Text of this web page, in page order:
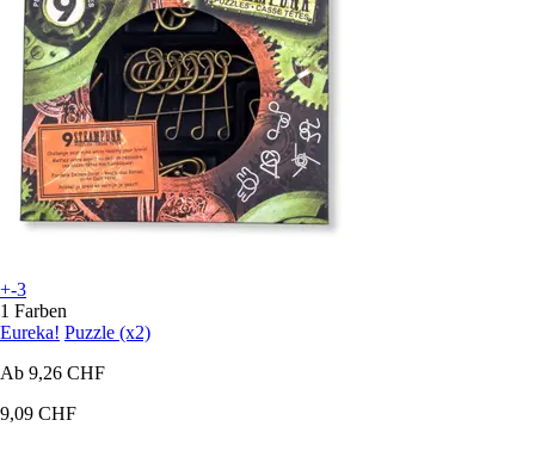
+-3
1 Farben
Eureka! Puzzle (x2)
Ab 9,26 CHF
9,09 CHF